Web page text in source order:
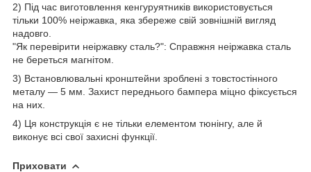
2) Під час виготовлення кенгуруятників використовується
тільки 100% неіржавка, яка збереже свій зовнішній вигляд
надовго.
"Як перевірити неіржавку сталь?": Справжня неіржавка сталь
не береться магнітом.
3) Встановлювальні кронштейни зроблені з товстостінного
металу — 5 мм. Захист переднього бампера міцно фіксується
на них.
4) Ця конструкція є не тільки елементом тюнінгу, але й
виконує всі свої захисні функції.
Приховати